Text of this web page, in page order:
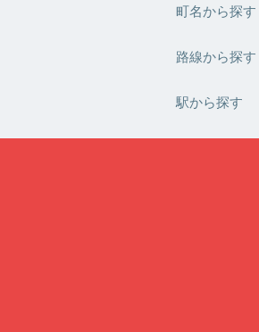
町名から探す
路線から探す
駅から探す